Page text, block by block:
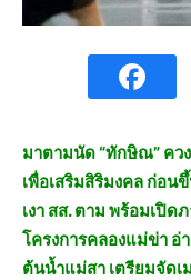
มาตามนัด “ทักษิณ” คว
เพื่อเสริมสิริมงคล ก่อน
เงา สส. ตาม พร้อมเปิด
โครงการคลองแม่ข่า อ่
ต้นน้ำแม่สา เตรียมจัดเ